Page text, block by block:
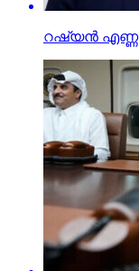
റഷ്യന്‍ എണ്ണ